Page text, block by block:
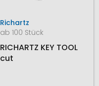
Richartz
ab 100 Stück
RICHARTZ KEY TOOL
cut